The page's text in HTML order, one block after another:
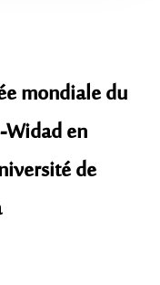
mondiale du
en
de